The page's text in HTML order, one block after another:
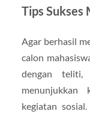
Tips Sukses
Agar berhasil
calon
dengan teliti,
menunjukkan
kegiatan